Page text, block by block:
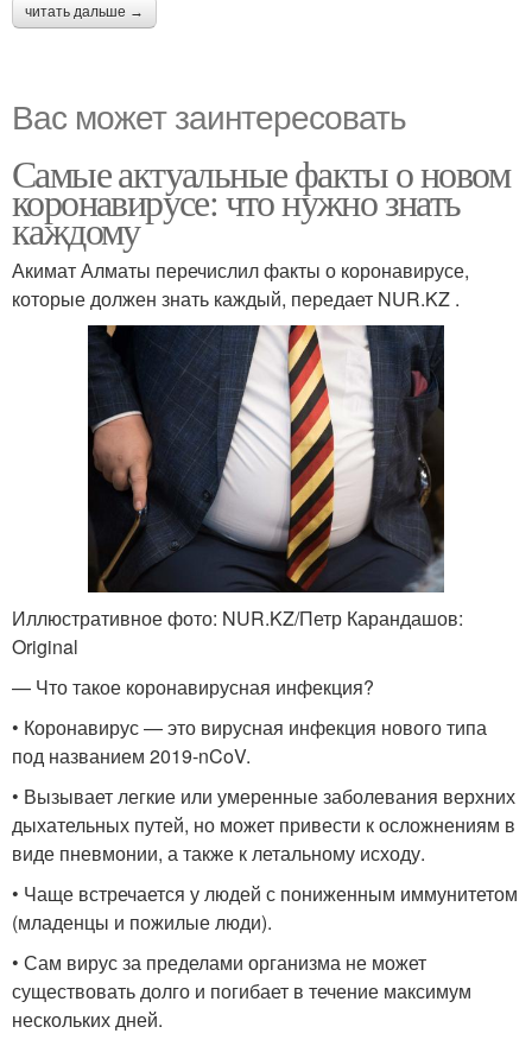
читать дальше →
Вас может заинтересовать
Самые актуальные факты о новом
коронавирусе: что нужно знать
каждому
Акимат Алматы перечислил факты о коронавирусе,
которые должен знать каждый, передает NUR.KZ .
Иллюстративное фото: NUR.KZ/Петр Карандашов:
Original
— Что такое коронавирусная инфекция?
• Коронавирус — это вирусная инфекция нового типа
под названием 2019-nCoV.
• Вызывает легкие или умеренные заболевания верхних
дыхательных путей, но может привести к осложнениям в
виде пневмонии, а также к летальному исходу.
• Чаще встречается у людей с пониженным иммунитетом
(младенцы и пожилые люди).
• Сам вирус за пределами организма не может
существовать долго и погибает в течение максимум
нескольких дней.